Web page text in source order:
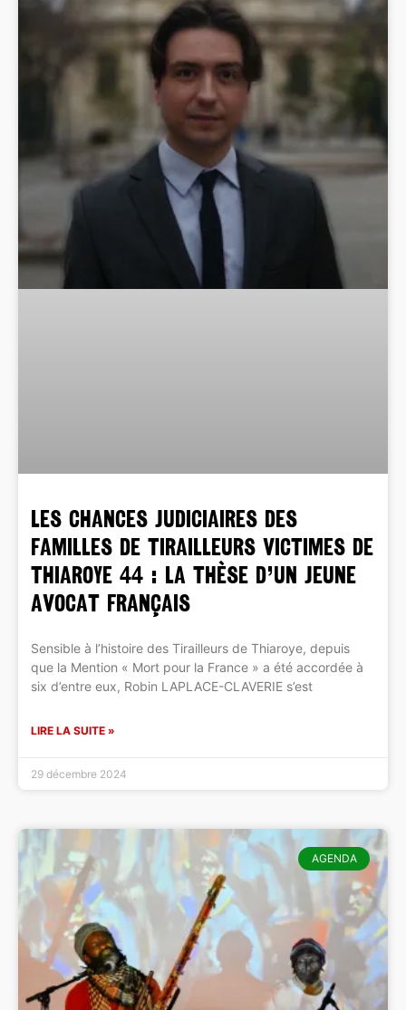
LES CHANCES JUDICIAIRES DES
FAMILLES DE TIRAILLEURS VICTIMES DE
THIAROYE 44 : LA THÈSE D’UN JEUNE
AVOCAT FRANÇAIS
Sensible à l’histoire des Tirailleurs de Thiaroye, depuis
que la Mention « Mort pour la France » a été accordée à
six d’entre eux, Robin LAPLACE-CLAVERIE s’est
LIRE LA SUITE »
29 décembre 2024
AGENDA